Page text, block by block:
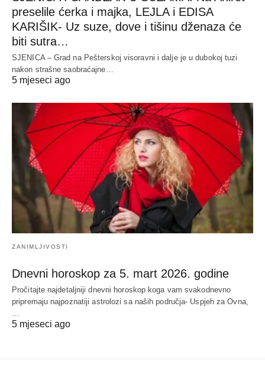
preselile ćerka i majka, LEJLA i EDISA
KARIŠIK- Uz suze, dove i tišinu dženaza će
biti sutra…
SJENICA – Grad na Pešterskoj visoravni i dalje je u dubokoj tuzi
nakon strašne saobraćajne…
5 mjeseci ago
ZANIMLJIVOSTI
Dnevni horoskop za 5. mart 2026. godine
Pročitajte najdetaljniji dnevni horoskop koga vam svakodnevno
pripremaju najpoznatiji astrolozi sa naših područja- Uspjeh za Ovna,
…
5 mjeseci ago